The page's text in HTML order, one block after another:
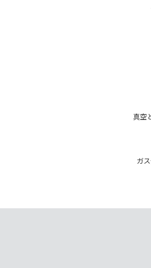
真空
ガ